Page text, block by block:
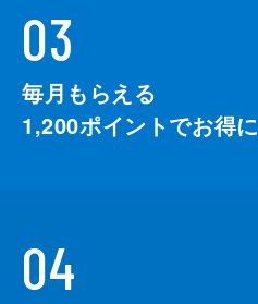
03
毎月もらえる
1,200ポイントでお得に
04